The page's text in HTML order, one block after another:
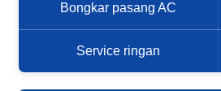
Bongkar pasang AC
Service ringan